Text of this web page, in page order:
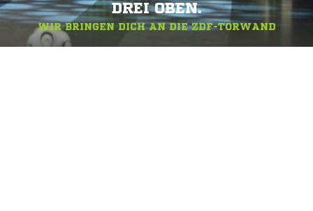
DREI OBEN.
WIR BRINGEN DICH AN DIE ZDF-TORWAND